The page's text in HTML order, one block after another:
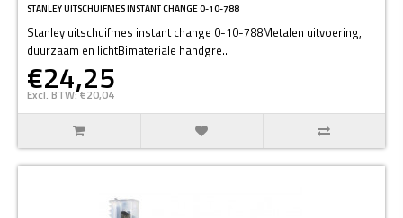
STANLEY UITSCHUIFMES INSTANT CHANGE 0-10-788
Stanley uitschuifmes instant change 0-10-788Metalen uitvoering,
duurzaam en lichtBimateriale handgre..
€24,25
Excl. BTW: €20,04